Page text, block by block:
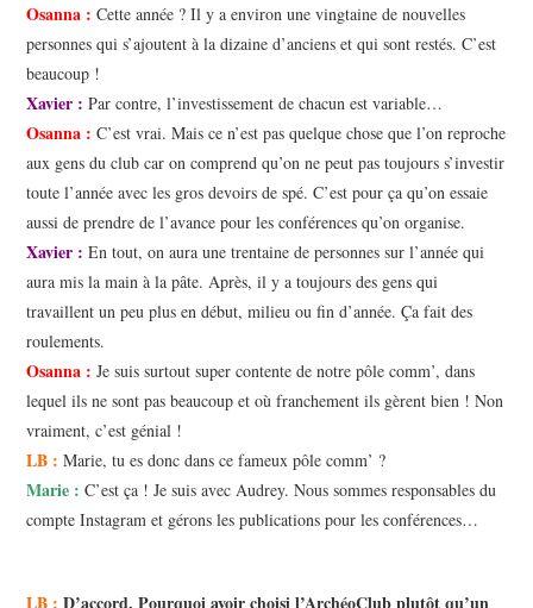
Osanna : Cette année ? Il y a environ une vingtaine de nouvelles
personnes qui s’ajoutent à la dizaine d’anciens et qui sont restés. C’est
beaucoup !
Xavier : Par contre, l’investissement de chacun est variable…
Osanna : C’est vrai. Mais ce n’est pas quelque chose que l’on reproche
aux gens du club car on comprend qu’on ne peut pas toujours s’investir
toute l’année avec les gros devoirs de spé. C’est pour ça qu’on essaie
aussi de prendre de l’avance pour les conférences qu’on organise.
Xavier : En tout, on aura une trentaine de personnes sur l’année qui
aura mis la main à la pâte. Après, il y a toujours des gens qui
travaillent un peu plus en début, milieu ou fin d’année. Ça fait des
roulements.
Osanna : Je suis surtout super contente de notre pôle comm’, dans
lequel ils ne sont pas beaucoup et où franchement ils gèrent bien ! Non
vraiment, c’est génial !
LB : Marie, tu es donc dans ce fameux pôle comm’ ?
Marie : C’est ça ! Je suis avec Audrey. Nous sommes responsables du
compte Instagram et gérons les publications pour les conférences…
LB :D’accord. Pourquoi avoir choisi l’ArchéoClub plutôt qu’un